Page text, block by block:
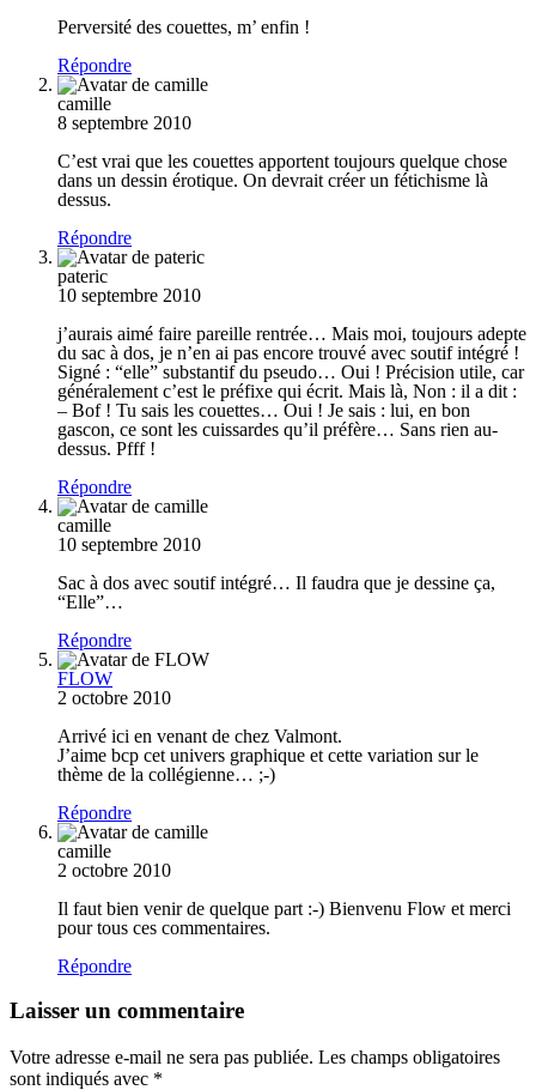
Perversité des couettes, m’ enfin !
Répondre
camille
8 septembre 2010
C’est vrai que les couettes apportent toujours quelque chose
dans un dessin érotique. On devrait créer un fétichisme là
dessus.
Répondre
pateric
10 septembre 2010
j’aurais aimé faire pareille rentrée… Mais moi, toujours adepte
du sac à dos, je n’en ai pas encore trouvé avec soutif intégré !
Signé : “elle” substantif du pseudo… Oui ! Précision utile, car
généralement c’est le préfixe qui écrit. Mais là, Non : il a dit :
– Bof ! Tu sais les couettes… Oui ! Je sais : lui, en bon
gascon, ce sont les cuissardes qu’il préfère… Sans rien au-
dessus. Pfff !
Répondre
camille
10 septembre 2010
Sac à dos avec soutif intégré… Il faudra que je dessine ça,
“Elle”…
Répondre
FLOW
2 octobre 2010
Arrivé ici en venant de chez Valmont.
J’aime bcp cet univers graphique et cette variation sur le
thème de la collégienne… ;-)
Répondre
camille
2 octobre 2010
Il faut bien venir de quelque part :-) Bienvenu Flow et merci
pour tous ces commentaires.
Répondre
Laisser un commentaire
Votre adresse e-mail ne sera pas publiée. Les champs obligatoires
sont indiqués avec *